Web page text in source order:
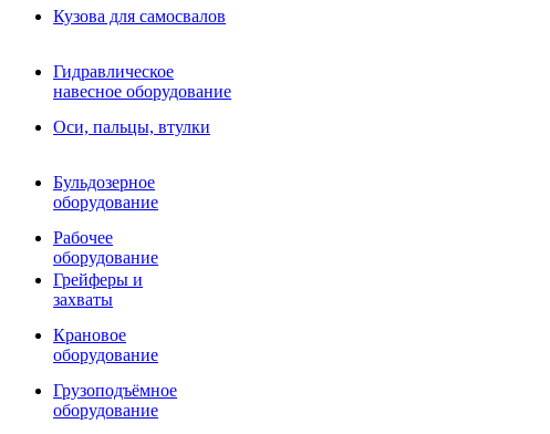
Гидравлическое навесное
оборудование
Гидробуры и шнеки
Вибротрамбовки
Навесные дорожные фрезы
Виброрипперы
Ковши дробильные щековые
Ковши дробильные роторные
Сортировочные ковши барабанные
Сортировочные ковши вальцовые
Фрезы роторные
Фрезы дисковые
Траншеекопатели
Просеивающие ковши для фронтальных погрузчиков
Распределители асфальта
Переходные плиты
Гидроразводка
Кузова для самосвалов
Гидравлическое
навесное оборудование
Оси, пальцы, втулки
Бульдозерное
оборудование
Рабочее
оборудование
Грейферы и
захваты
Крановое
оборудование
Грузоподъёмное
оборудование